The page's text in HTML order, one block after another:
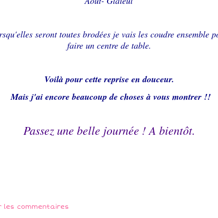
seront toutes brodées je vais les coudre ensemble
faire un centre de table.
Voilà pour cette reprise en douceur.
Mais j'ai encore beaucoup de choses à vous montrer !!
Passez une belle journée ! A bientôt.
les commentaires